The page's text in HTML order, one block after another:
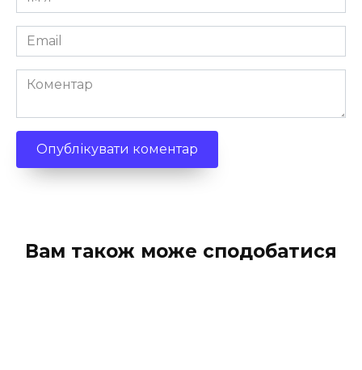
*
Email
*
Коментар
Вам також може сподобатися